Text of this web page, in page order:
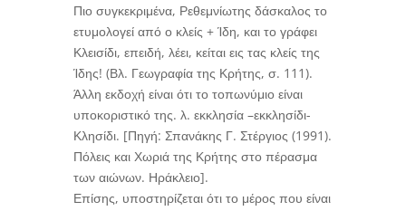
Πιο συγκεκριμένα, Ρεθεμνίωτης δάσκαλος το
ετυμολογεί από ο κλείς + Ίδη, και το γράφει
Κλεισίδι, επειδή, λέει, κείται εις τας κλείς της
Ίδης! (Βλ. Γεωγραφία της Κρήτης, σ. 111).
Άλλη εκδοχή είναι ότι το τοπωνύμιο είναι
υποκοριστικό της. λ. εκκλησία –εκκλησίδι-
Κλησίδι. [Πηγή: Σπανάκης Γ. Στέργιος (1991).
Πόλεις και Χωριά της Κρήτης στο πέρασμα
των αιώνων. Ηράκλειο].
Επίσης, υποστηρίζεται ότι το μέρος που είναι